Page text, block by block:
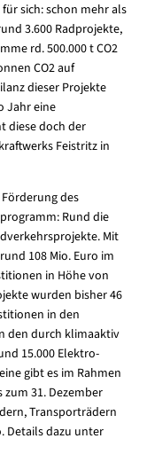
sich: schon mehr als
3.600 Radprojekte,
rd. 500.000 t CO2
CO2 auf
dieser Projekte
Jahr eine
diese doch der
Feistritz in
des
Rund die
Mit
108 Mio. Euro im
in Höhe von
wurden bisher 46
in den
den durch klimaaktiv
15.000 Elektro-
gibt es im Rahmen
31. Dezember
Transporträdern
Details dazu unter